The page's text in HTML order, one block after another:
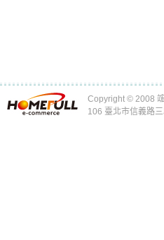
Copyright © 2008
106 臺北市信義路